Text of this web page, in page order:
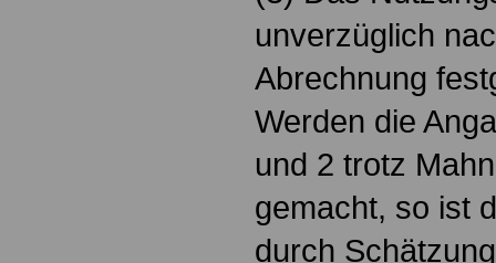
unverzüglich
Abrechnung
Werden die
und 2 trotz
gemacht, so ist
durch